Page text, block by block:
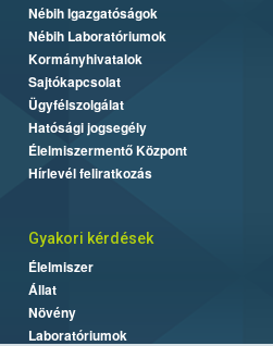
Nébih Igazgatóságok
Nébih Laboratóriumok
Kormányhivatalok
Sajtókapcsolat
Ügyfélszolgálat
Hatósági jogsegély
Élelmiszermentő Központ
Hírlevél feliratkozás
Gyakori kérdések
Élelmiszer
Állat
Növény
Laboratóriumok